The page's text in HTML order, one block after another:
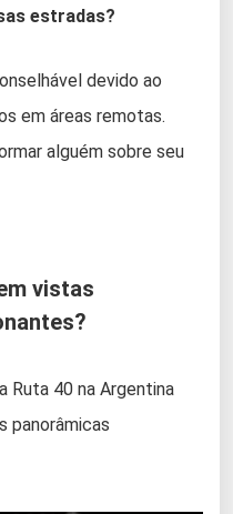
estradas?
devido ao
em áreas remotas.
alguém sobre seu
vistas
Ruta 40 na Argentina
panorâmicas